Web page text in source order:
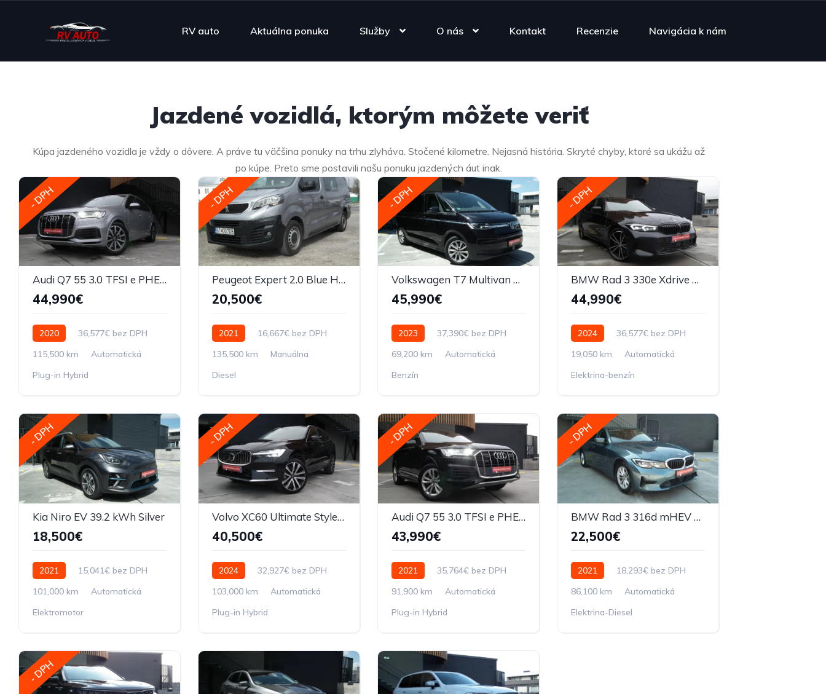
RV auto Aktuálna ponuka Služby O nás Kontakt Recenzie Navigácia k nám
Jazdené vozidlá, ktorým môžete veriť​
Kúpa jazdeného vozidla je vždy o dôvere. A práve tu väčšina ponuky na trhu zlyháva. Stočené kilometre. Nejasná história. Skryté chyby, ktoré sa ukážu až
po kúpe. Preto sme postavili našu ponuku jazdených áut inak.
- DPH
Audi Q7 55 3.0 TFSI e PHEV S line quattro tiptronic
44,990€
2020
36,577€ bez DPH
115,500 km
Automatická
Plug-in Hybrid
- DPH
Peugeot Expert 2.0 Blue HDi XL 6 miiest M6
20,500€
2021
16,667€ bez DPH
135,500 km
Manuálna
Diesel
- DPH
Volkswagen T7 Multivan 2.0 TSI Style DSG
45,990€
2023
37,390€ bez DPH
69,200 km
Automatická
Benzín
- DPH
BMW Rad 3 330e Xdrive M-packet A8 Plná výbava
44,990€
2024
36,577€ bez DPH
19,050 km
Automatická
Elektrina-benzín
- DPH
Kia Niro EV 39.2 kWh Silver
18,500€
2021
15,041€ bez DPH
101,000 km
Automatická
Elektromotor
- DPH
Volvo XC60 Ultimate Style Chrome AWD Plná výbava
40,500€
2024
32,927€ bez DPH
103,000 km
Automatická
Plug-in Hybrid
- DPH
Audi Q7 55 3.0 TFSI e PHEV quattro tiptronic
43,990€
2021
35,764€ bez DPH
91,900 km
Automatická
Plug-in Hybrid
- DPH
BMW Rad 3 316d mHEV A/T, 90 kW, 2021
22,500€
2021
18,293€ bez DPH
86,100 km
Automatická
Elektrina-Diesel
- DPH